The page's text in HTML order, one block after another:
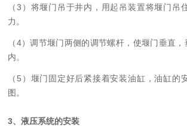
（3）将堰门吊于井内，用起吊装置将堰门吊
力。
（4）调节堰门两侧的调节螺杆，使堰门垂直
内。
（5）堰门固定好后紧接着安装油缸，油缸的
图。
3、液压系统的安装